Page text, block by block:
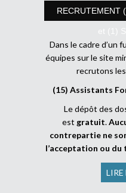
RECRUTEMENT
et (1)
Dans le cadre d’un
équipes sur le site
recrutons
(15) Assistants
Le dépôt des
est gratuit.
contrepartie ne
l’acceptation ou
LIRE